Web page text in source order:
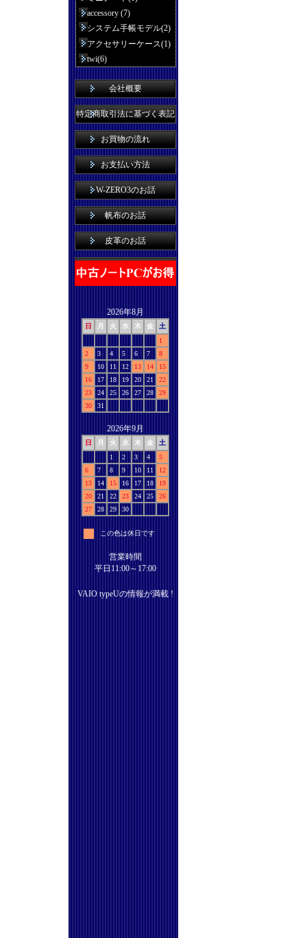
accessory (7)
システム手帳モデル(2)
アクセサリーケース(1)
twi(6)
会社概要
特定商取引法に基づく表記
お買物の流れ
お支払い方法
W-ZERO3のお話
帆布のお話
皮革のお話
2026年8月
日 月 火 水 木 金
土
1
2
3 4 5 6 7
8
9
10 11 12 13 14
15
16
17 18 19 20 21
22
23
24 25 26 27 28
29
30
31
2026年9月
日 月 火 水 木 金
土
1
2 3 4
5
6
7 8 9 10 11
12
13
14 15 16 17 18
19
20
21 22 23 24 25
26
27
28 29 30
この色は休日です
営業時間
平日11:00～17:00
VAIO typeUの情報が満載 !